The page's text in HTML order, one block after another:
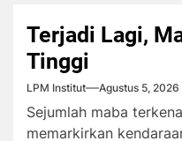
Terjadi Lagi,
Tinggi
LPM Institut Agustus 5, 2026
Sejumlah maba
memarkirkan